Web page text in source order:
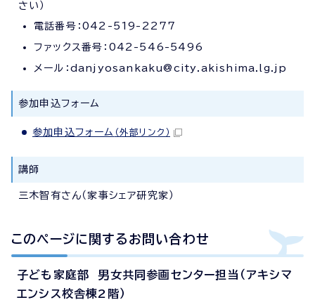
さい）
電話番号：042-519-2277
ファックス番号：042-546-5496
メール：danjyosankaku@city.akishima.lg.jp
参加申込フォーム
参加申込フォーム （外部リンク）
講師
三木智有さん（家事シェア研究家）
このページに関する お問い合わせ
子ども家庭部 男女共同参画センター担当（アキシマ
エンシス校舎棟2階）